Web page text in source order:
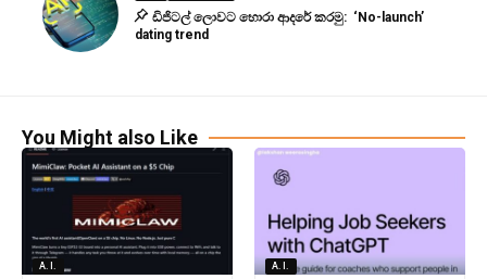
ඩිජිටල් ලොවට හොරා ආදරේ කරමු: ‘No-launch’
dating trend
You Might also Like
A.I. A.I.